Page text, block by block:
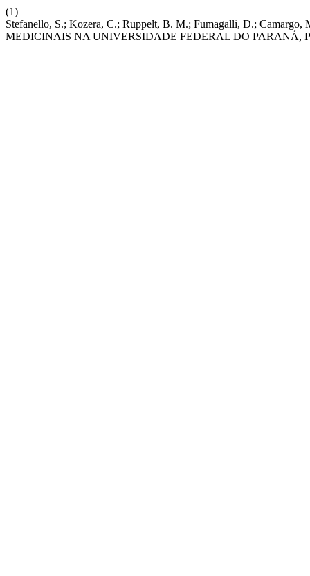
(1)
Stefanello, S.; Kozera, C.; Ruppelt, B. M.; Fumagalli, D.;
MEDICINAIS NA UNIVERSIDADE FEDERAL DO PARANÁ,